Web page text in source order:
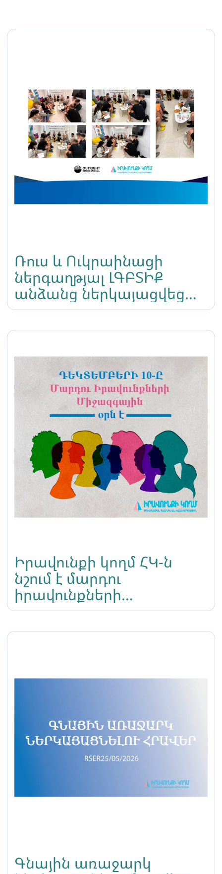
Ռուս և Ուկրաինացի
ներգաղթյալ ԼԳԲՏԻՔ
անձանց ներկայացվեց
նոր սոցիալական
օգնության ծրագիր
Իրավունքի կողմ ՀԿ-ն
նշում է մարդու
իրավունքների
միջազգային օրը
Գնային առաջարկ